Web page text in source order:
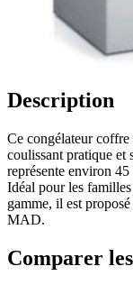
Description
Ce congélateur coffre
coulissant pratique et
représente environ
Idéal pour les
gamme, il est
MAD.
Comparer